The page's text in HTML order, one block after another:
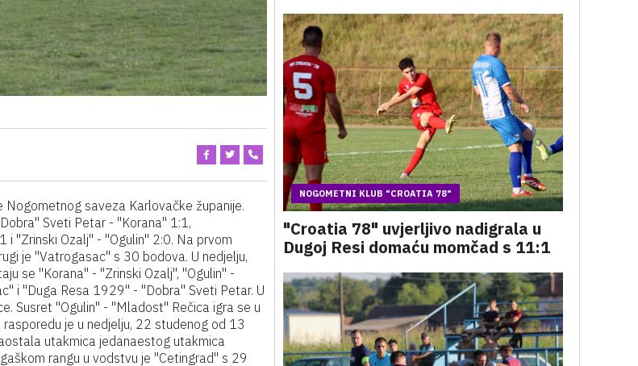
saveza Karlovačke županije.
Sveti Petar - "Korana" 1:1,
"Zrinski Ozalj" - "Ogulin" 2:0. Na prvom
je "Vatrogasac" s 30 bodova. U nedjelju,
se "Korana" - "Zrinski Ozalj", "Ogulin" -
i "Duga Resa 1929" - "Dobra" Sveti Petar. U
Susret "Ogulin" - "Mladost" Rečica igra se u
je u nedjelju, 22 studenog od 13
utakmica jedanaestog utakmica
rangu u vodstvu je "Cetingrad" s 29
NOGOMETNI KLUB "CROATIA 78"
"Croatia 78" uvjerljivo nadigrala u
Dugoj Resi domaću momčad s 11:1